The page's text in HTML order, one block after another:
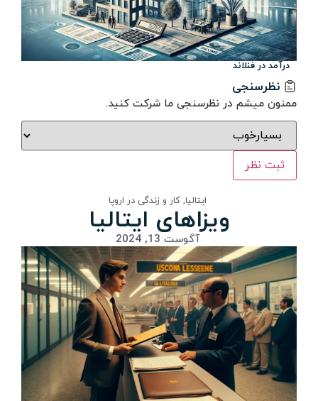
درآمد در فنلاند
نظرسنجی
ممنون میشم در نظرسنجی ما شرکت کنید.
ثبت نظر
ایتالیا,کار و زندگی در اروپا
ویزاهای ایتالیا
آگوست 13, 2024